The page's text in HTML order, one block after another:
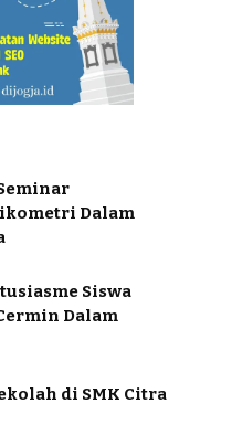
Dalam
Siswa
Dalam
di SMK Citra